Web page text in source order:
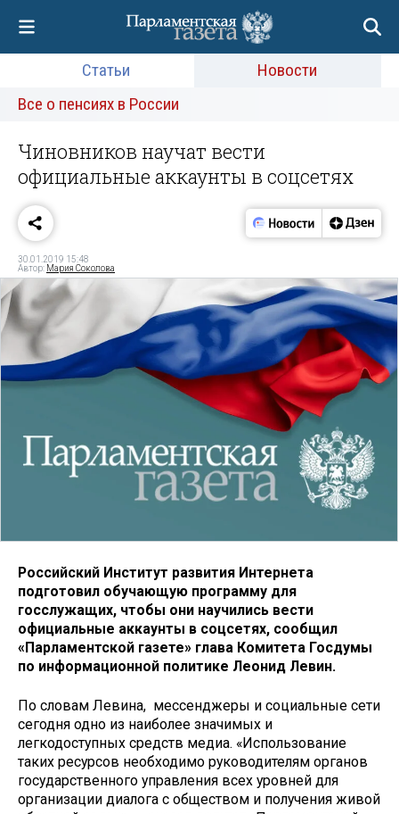
Статьи
Новости
Все о пенсиях в России
Чиновников научат вести
официальные аккаунты в соцсетях
30.01.2019 15:48
Автор: Мария Соколова
Российский Институт развития Интернета
подготовил обучающую программу для
госслужащих, чтобы они научились вести
официальные аккаунты в соцсетях, сообщил
«Парламентской газете» глава Комитета Госдумы
по информационной политике Леонид Левин.
По словам Левина, мессенджеры и социальные сети
сегодня одно из наиболее значимых и
легкодоступных средств медиа. «Использование
таких ресурсов необходимо руководителям органов
государственного управления всех уровней для
организации диалога с обществом и получения живой